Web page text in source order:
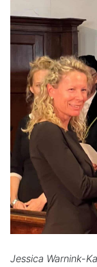
Jessica Warnink-